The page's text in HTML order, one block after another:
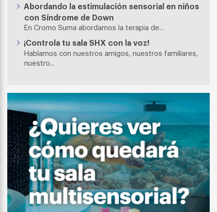
Abordando la estimulación sensorial en niños
con Síndrome de Down
En Cromo Suma abordamos la terapia de...
¡Controla tu sala SHX con la voz!
Hablamos con nuestros amigos, nuestros familiares,
nuestro...